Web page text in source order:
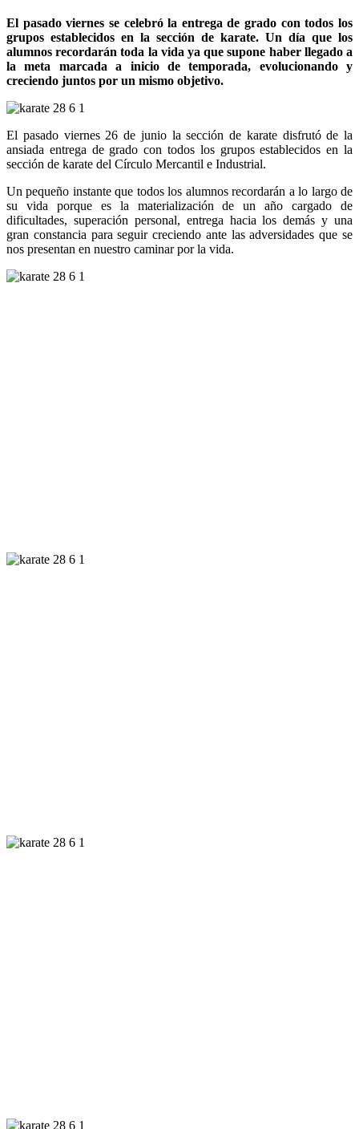
El pasado viernes se celebró la entrega de grado con todos los
grupos establecidos en la sección de karate. Un día que los
alumnos recordarán toda la vida ya que supone haber llegado a
la meta marcada a inicio de temporada, evolucionando y
creciendo juntos por un mismo objetivo.
El pasado viernes 26 de junio la sección de karate disfrutó de la
ansiada entrega de grado con todos los grupos establecidos en la
sección de karate del Círculo Mercantil e Industrial.
Un pequeño instante que todos los alumnos recordarán a lo largo de
su vida porque es la materialización de un año cargado de
dificultades, superación personal, entrega hacia los demás y una
gran constancia para seguir creciendo ante las adversidades que se
nos presentan en nuestro caminar por la vida.